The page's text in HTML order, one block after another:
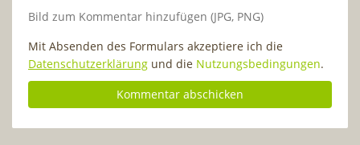
Bild zum Kommentar hinzufügen (JPG, PNG)
Mit Absenden des Formulars akzeptiere ich die
Datenschutzerklärung und die Nutzungsbedingungen.